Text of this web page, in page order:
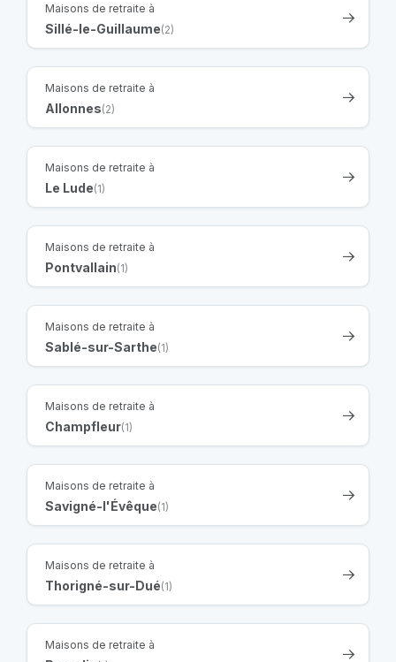
Maisons de retraite à
Sillé-le-Guillaume(2)
Maisons de retraite à
Allonnes(2)
Maisons de retraite à
Le Lude(1)
Maisons de retraite à
Pontvallain(1)
Maisons de retraite à
Sablé-sur-Sarthe(1)
Maisons de retraite à
Champfleur(1)
Maisons de retraite à
Savigné-l'Évêque(1)
Maisons de retraite à
Thorigné-sur-Dué(1)
Maisons de retraite à